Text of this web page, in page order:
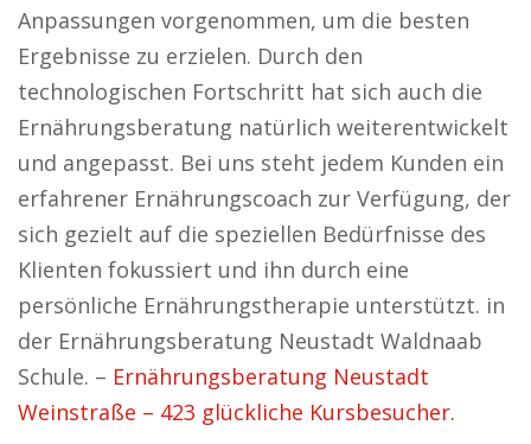
Anpassungen vorgenommen, um die besten
Ergebnisse zu erzielen. Durch den
technologischen Fortschritt hat sich auch die
Ernährungsberatung natürlich weiterentwickelt
und angepasst. Bei uns steht jedem Kunden ein
erfahrener Ernährungscoach zur Verfügung, der
sich gezielt auf die speziellen Bedürfnisse des
Klienten fokussiert und ihn durch eine
persönliche Ernährungstherapie unterstützt. in
der Ernährungsberatung Neustadt Waldnaab
Schule. – Ernährungsberatung Neustadt
Weinstraße – 423 glückliche Kursbesucher.